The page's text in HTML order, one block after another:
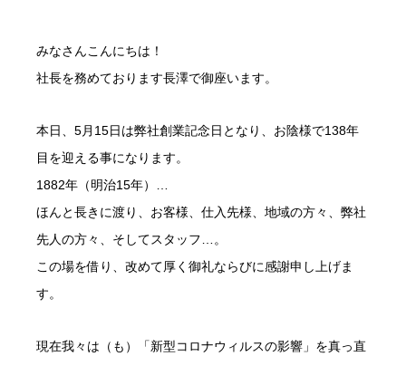
みなさんこんにちは！
社長を務めております長澤で御座います。
本日、5月15日は弊社創業記念日となり、お陰様で138年
目を迎える事になります。
1882年（明治15年）…
ほんと長きに渡り、お客様、仕入先様、地域の方々、弊社
先人の方々、そしてスタッフ…。
この場を借り、改めて厚く御礼ならびに感謝申し上げま
す。
現在我々は（も）「新型コロナウィルスの影響」を真っ直